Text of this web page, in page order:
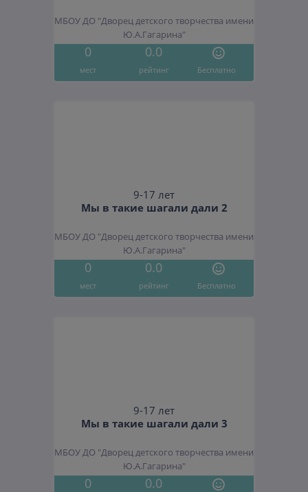
МБОУ ДО "Дворец детского творчества имени
Ю.А.Гагарина"
0 0.0
мест рейтинг Бесплатно
9-17 лет
Мы в такие шагали дали 2
МБОУ ДО "Дворец детского творчества имени
Ю.А.Гагарина"
0 0.0
мест рейтинг Бесплатно
9-17 лет
Мы в такие шагали дали 3
МБОУ ДО "Дворец детского творчества имени
Ю.А.Гагарина"
0 0.0